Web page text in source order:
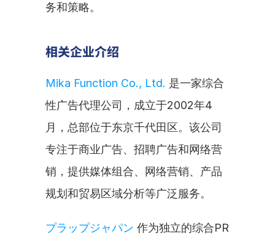
务和策略。
相关企业介绍
Mika Function Co., Ltd. 是一家综合
性广告代理公司，成立于2002年4
月，总部位于东京千代田区。该公司
专注于商业广告、招聘广告和网络营
销，提供媒体组合、网络营销、产品
规划和贸易区域分析等广泛服务。
プラップジャパン 作为独立的综合PR